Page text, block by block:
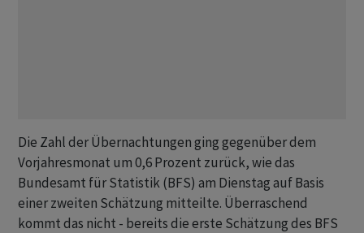
Die Zahl der Übernachtungen ging gegenüber dem
Vorjahresmonat um 0,6 Prozent zurück, wie das
Bundesamt für Statistik (BFS) am Dienstag auf Basis
einer zweiten Schätzung mitteilte. Überraschend
kommt das nicht - bereits die erste Schätzung des BFS